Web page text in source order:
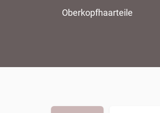
Oberkopfhaarteile